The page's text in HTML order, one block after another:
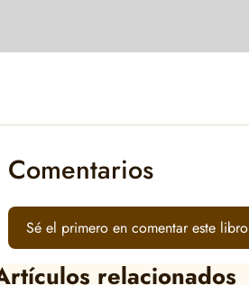
Comentarios
Sé el primero en comentar este libro
relacionados